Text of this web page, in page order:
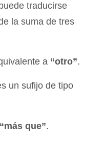
traducirse
la suma de tres
a “otro”.
un sufijo de tipo
“más que”.